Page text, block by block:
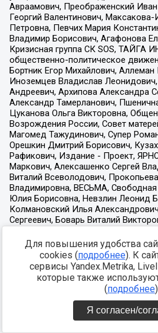
Для повышения удобства
cookies (подробнее). К
сервисы Yandex.Metrika,
которые также
(подробнее
Я согласен/